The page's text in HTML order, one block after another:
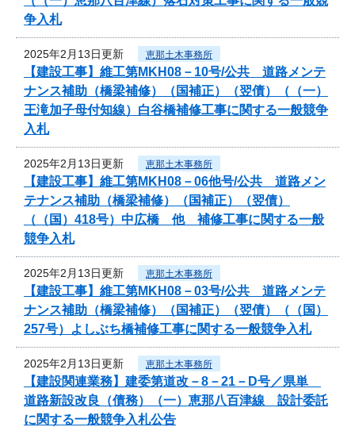
争入札
2025年2月13日更新 恵那土木事務所
【建設工事】維工第MKH08－10号/公共 道路メンテ
ナンス補助（橋梁補修）（国補正）（翌債）（（一）
王滝加子母付知線）白谷橋補修工事に関する一般競争
入札
2025年2月13日更新 恵那土木事務所
【建設工事】維工第MKH08－06他号/公共 道路メン
テナンス補助（橋梁補修）（国補正）（翌債）
（（国）418号）中広橋 他 補修工事に関する一般
競争入札
2025年2月13日更新 恵那土木事務所
【建設工事】維工第MKH08－03号/公共 道路メンテ
ナンス補助（橋梁補修）（国補正）（翌債）（（国）
257号）よしぶち橋補修工事に関する一般競争入札
2025年2月13日更新 恵那土木事務所
【建設関連業務】建委第道改－8－21－D号／県単
道路新設改良（債務）（一）恵那八百津線 設計委託
に関する一般競争入札公告